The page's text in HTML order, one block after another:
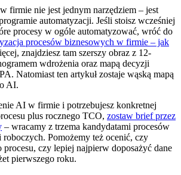
firmie nie jest jednym narzędziem – jest
automatyzacji. Jeśli stoisz wcześniej
procesy w ogóle automatyzować, wróć do
procesów biznesowych w firmie – jak
znajdziesz tam szerszy obraz z 12-
wdrożenia oraz mapą decyzji
Natomiast ten artykuł zostaje wąską mapą
AI.
AI w firmie i potrzebujesz konkretnej
plus rocznego TCO, zostaw brief przez
– wracamy z trzema kandydatami procesów
Pomożemy też ocenić, czy
procesu, czy lepiej najpierw doposażyć dane
pierwszego roku.